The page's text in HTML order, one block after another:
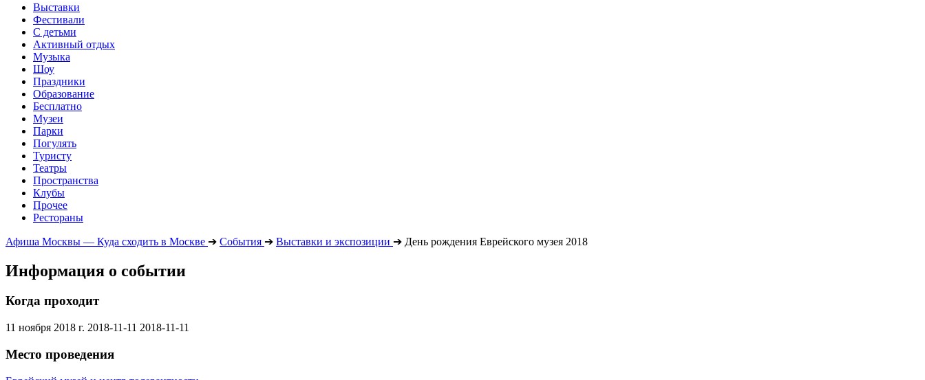
Выставки
Фестивали
С детьми
Активный отдых
Музыка
Шоу
Праздники
Образование
Бесплатно
Музеи
Парки
Погулять
Туристу
Театры
Пространства
Клубы
Прочее
Рестораны
Афиша Москвы — Куда сходить в Москве ➔ События ➔ Выставки и экспозиции ➔ День рождения Еврейского музея 2018
Информация о событии
Когда проходит
11 ноября 2018 г. 2018-11-11 2018-11-11
Место проведения